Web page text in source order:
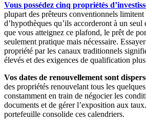
Vous possédez cinq propriétés
plupart des prêteurs conventionnels
d’hypothèques qu’ils accorderont à un
que vous atteignez ce plafond, le prêt de
seulement pratique mais nécessaire.
propriété par les canaux traditionnels
élevés et des exigences de qualification
Vos dates de renouvellement sont
des propriétés renouvelant tous les
constamment en train de négocier les
documents et de gérer l’exposition aux
portefeuille consolide ces calendriers.